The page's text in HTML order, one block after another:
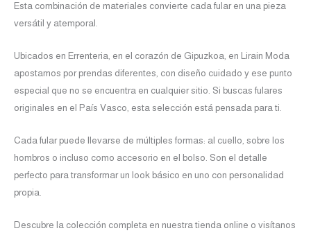
Esta combinación de materiales convierte cada fular en una pieza
versátil y atemporal.
Ubicados en Errenteria, en el corazón de Gipuzkoa, en Lirain Moda
apostamos por prendas diferentes, con diseño cuidado y ese punto
especial que no se encuentra en cualquier sitio. Si buscas fulares
originales en el País Vasco, esta selección está pensada para ti.
Cada fular puede llevarse de múltiples formas: al cuello, sobre los
hombros o incluso como accesorio en el bolso. Son el detalle
perfecto para transformar un look básico en uno con personalidad
propia.
Descubre la colección completa en nuestra tienda online o visítanos